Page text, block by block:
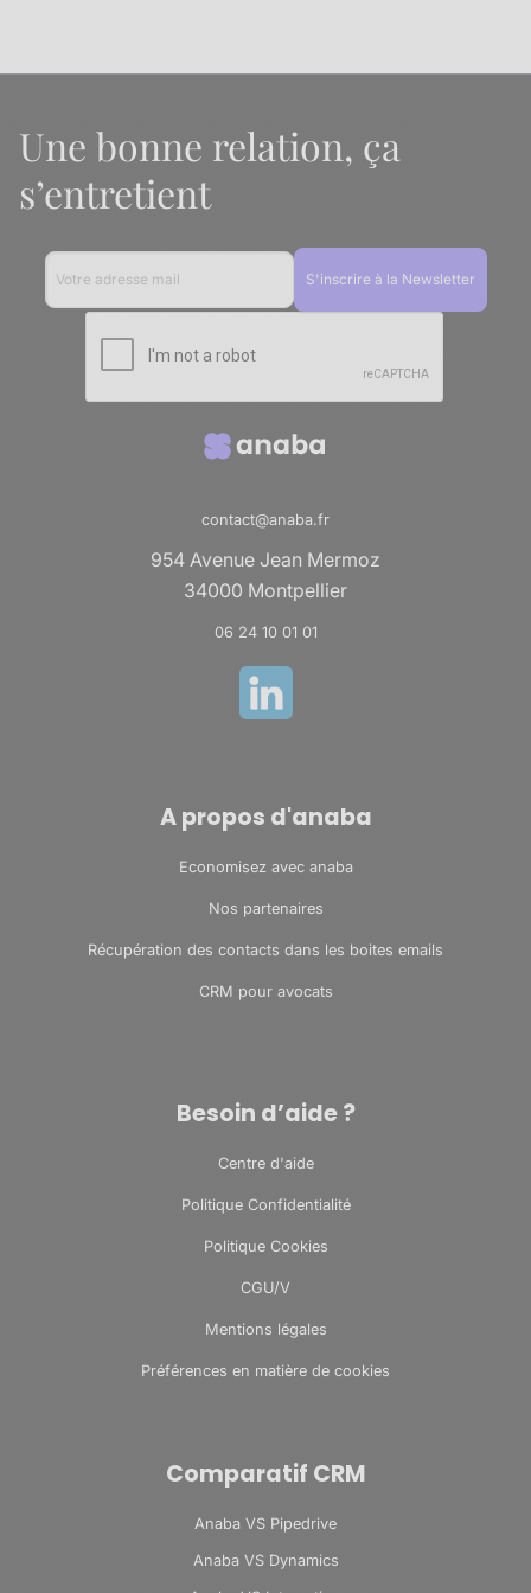
Une bonne relation, ça
s’entretient
contact@anaba.fr
954 Avenue Jean Mermoz
34000 Montpellier
06 24 10 01 01
A propos d'anaba
Economisez avec anaba
Nos partenaires
Récupération des contacts dans les boites emails
CRM pour avocats
Besoin d’aide ?
Centre d'aide
Politique Confidentialité
Politique Cookies
CGU/V
Mentions légales
Préférences en matière de cookies
Comparatif CRM
Anaba VS Pipedrive
Anaba VS Dynamics